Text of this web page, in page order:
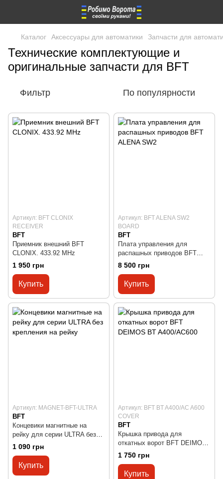
Каталог Аксессуары для автоматики Запчасти для
Технические комплектующие и
оригинальные запчасти для BFT
Фильтр По популярности
Артикул: BFT CLONIX
RECEIVER
BFT
Приемник внешний BFT
CLONIX. 433.92 MHz
1 950 грн
Купить
Артикул: BFT ALENA SW2
BOARD
BFT
Плата управления для
раcпашных приводов BFT
ALENA SW2
8 500 грн
Купить
Артикул: MAGNET-BFT-ULTRA
BFT
Концевики магнитные на
рейку для серии ULTRA без
крепления на рейку
1 090 грн
Купить
Артикул: BFT BT A400/AC A600
COVER
BFT
Крышка привода для
откатных ворот BFT DEIMOS
BT A400/AC600
1 750 грн
Купить